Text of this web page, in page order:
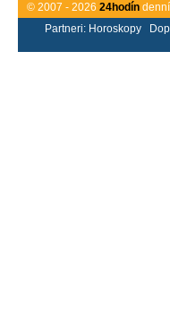
© 2007 - 2026 24hodín
Partneri: Horoskopy